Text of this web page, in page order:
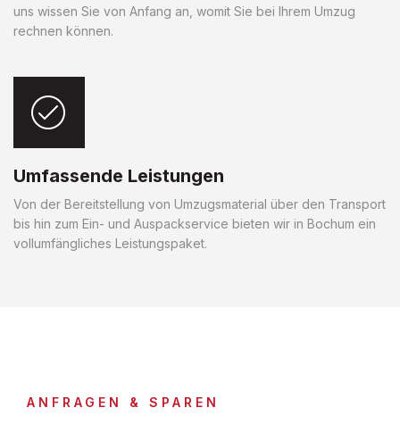
uns wissen Sie von Anfang an, womit Sie bei Ihrem Umzug
rechnen können.
Umfassende Leistungen
Von der Bereitstellung von Umzugsmaterial über den Transport
bis hin zum Ein- und Auspackservice bieten wir in Bochum ein
vollumfängliches Leistungspaket.
ANFRAGEN & SPAREN